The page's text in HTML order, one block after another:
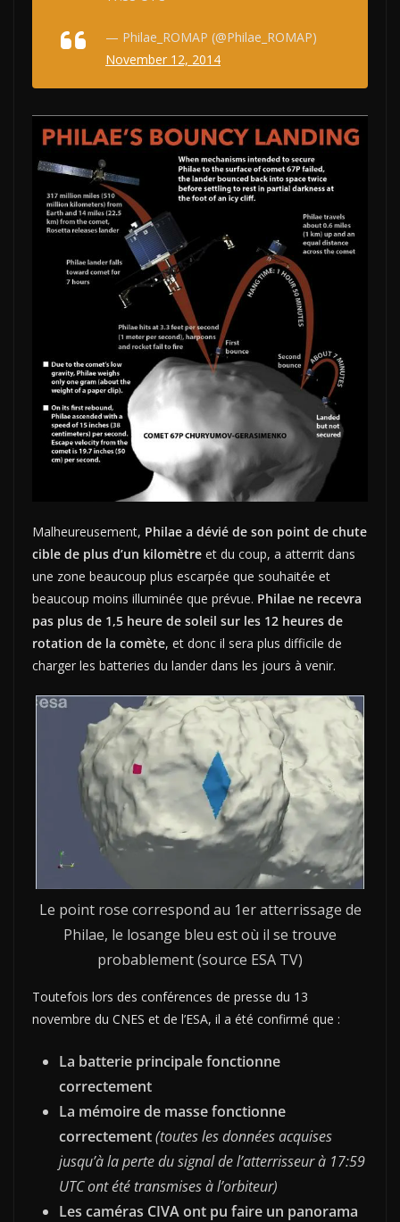
— Philae_ROMAP (@Philae_ROMAP)
November 12, 2014
Malheureusement, Philae a dévié de son point de chute
cible de plus d’un kilomètre et du coup, a atterrit dans
une zone beaucoup plus escarpée que souhaitée et
beaucoup moins illuminée que prévue. Philae ne recevra
pas plus de 1,5 heure de soleil sur les 12 heures de
rotation de la comète, et donc il sera plus difficile de
charger les batteries du lander dans les jours à venir.
Le point rose correspond au 1er atterrissage de
Philae, le losange bleu est où il se trouve
probablement (source ESA TV)
Toutefois lors des conférences de presse du 13
novembre du CNES et de l’ESA, il a été confirmé que :
La batterie principale fonctionne
correctement
La mémoire de masse fonctionne
correctement(toutes les données acquises
jusqu’à la perte du signal de l’atterrisseur à 17:59
UTC ont été transmises à l’orbiteur)
Les caméras CIVA ont pu faire un panorama